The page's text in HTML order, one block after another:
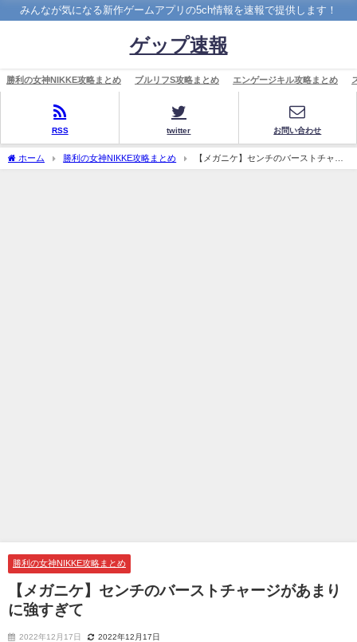
みんなが気になる新作ゲームアプリの5ch情報を速報で提供します！
ゲップ速報
勝利の女神NIKKE攻略まとめ ブルリフS攻略まとめ エンゲージキル攻略まとめ
RSS twitter お問い合わせ
ホーム 勝利の女神NIKKE攻略まとめ
【メガニケ】センチのバーストチャー
ジがあまりに強すぎて
勝利の女神NIKKE攻略まとめ
【メガニケ】センチのバーストチャージがあまり
に強すぎて
2022年12月17日 2022年12月17日